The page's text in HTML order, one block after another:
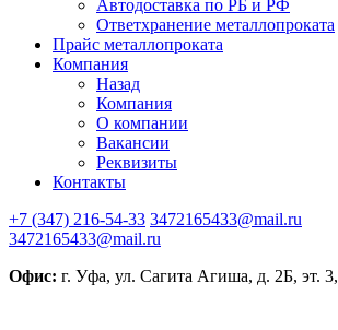
Автодоставка по РБ и РФ
Ответхранение металлопроката
Прайс металлопроката
Компания
Назад
Компания
О компании
Вакансии
Реквизиты
Контакты
+7 (347) 216-54-33 3472165433@mail.ru
3472165433@mail.ru
Офис: г. Уфа, ул. Сагита Агиша, д. 2Б, эт.